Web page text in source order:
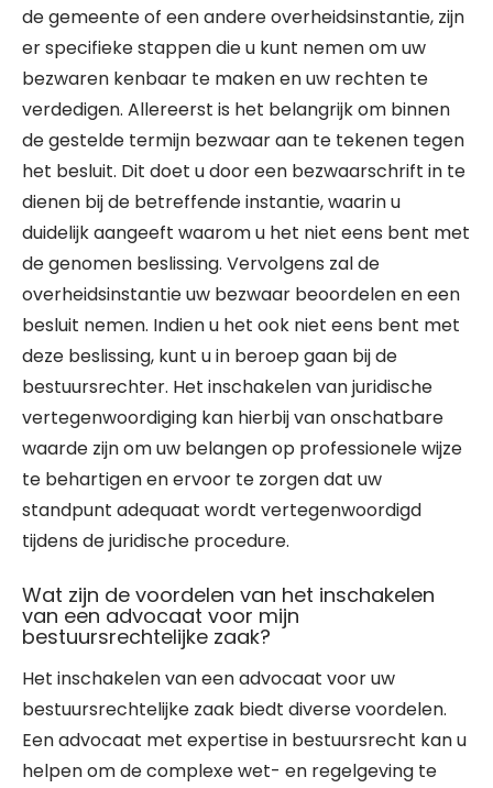
de gemeente of een andere overheidsinstantie, zijn
er specifieke stappen die u kunt nemen om uw
bezwaren kenbaar te maken en uw rechten te
verdedigen. Allereerst is het belangrijk om binnen
de gestelde termijn bezwaar aan te tekenen tegen
het besluit. Dit doet u door een bezwaarschrift in te
dienen bij de betreffende instantie, waarin u
duidelijk aangeeft waarom u het niet eens bent met
de genomen beslissing. Vervolgens zal de
overheidsinstantie uw bezwaar beoordelen en een
besluit nemen. Indien u het ook niet eens bent met
deze beslissing, kunt u in beroep gaan bij de
bestuursrechter. Het inschakelen van juridische
vertegenwoordiging kan hierbij van onschatbare
waarde zijn om uw belangen op professionele wijze
te behartigen en ervoor te zorgen dat uw
standpunt adequaat wordt vertegenwoordigd
tijdens de juridische procedure.
Wat zijn de voordelen van het inschakelen
van een advocaat voor mijn
bestuursrechtelijke zaak?
Het inschakelen van een advocaat voor uw
bestuursrechtelijke zaak biedt diverse voordelen.
Een advocaat met expertise in bestuursrecht kan u
helpen om de complexe wet- en regelgeving te